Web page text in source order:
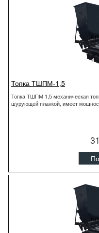
Топка ТШПМ-1,5
Топка ТШПМ 1,5 механическая
шурующей планкой, имеет